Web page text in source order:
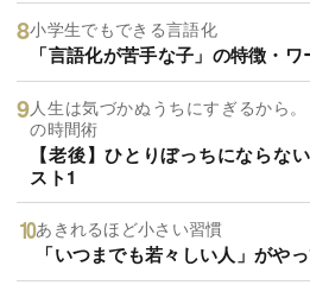
小学生でもできる言語化
「言語化が苦手な子」の特徴・ワ
人生は気づかぬうちにすぎるから
の時間術
【老後】ひとりぼっちにならな
スト1
あきれるほど小さい習慣
「いつまでも若々しい人」がや